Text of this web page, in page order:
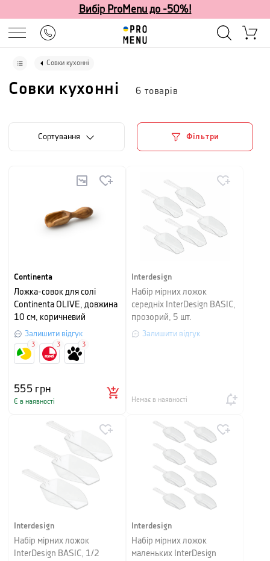
Вибір ProMenu до -50%!
Совки кухонні
Совки кухонні 6 товарів
Сортування Фільтри
Continenta
Ложка-совок для солі
Continenta OLIVE, довжина
10 см, коричневий
Залишити відгук
555грн
Є в наявності
3 3 3
Interdesign
Набір мірних ложок
середніх InterDesign BASIC,
прозорий, 5 шт.
Залишити відгук
Немає в наявності
Interdesign
Набір мірних ложок
InterDesign BASIC, 1/2
Interdesign
Набір мірних ложок
маленьких InterDesign